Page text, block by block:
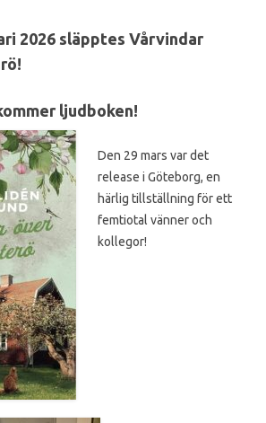
2026 släpptes Vårvindar
ljudboken!
Den 29 mars var det
release i Göteborg, en
härlig tillställning för ett
femtiotal vänner och
kollegor!